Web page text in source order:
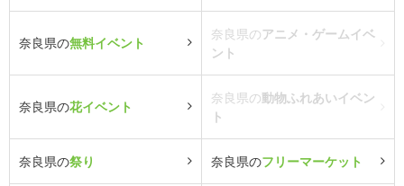
奈良県の無料イベント
奈良県のアニメ・ゲームイベ
ント
奈良県の花イベント
奈良県の動物ふれあいイベン
ト
奈良県の祭り 奈良県のフリーマーケット